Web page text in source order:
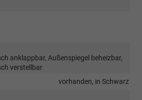
anklappbar, Außenspiegel beheizbar,
verstellbar
vorhanden, in Schwarz